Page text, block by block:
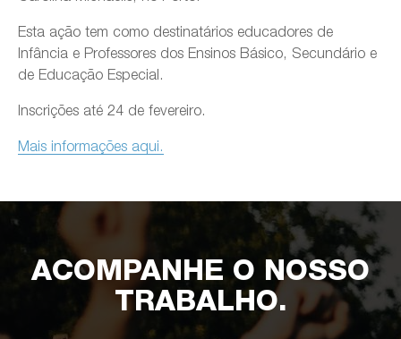
Esta ação tem como destinatários educadores de
Infância e Professores dos Ensinos Básico, Secundário e
de Educação Especial.
Inscrições até 24 de fevereiro.
Mais informações aqui.
ACOMPANHE O NOSSO
TRABALHO.